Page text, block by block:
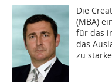
Die
(MBA)
für das
das
zu